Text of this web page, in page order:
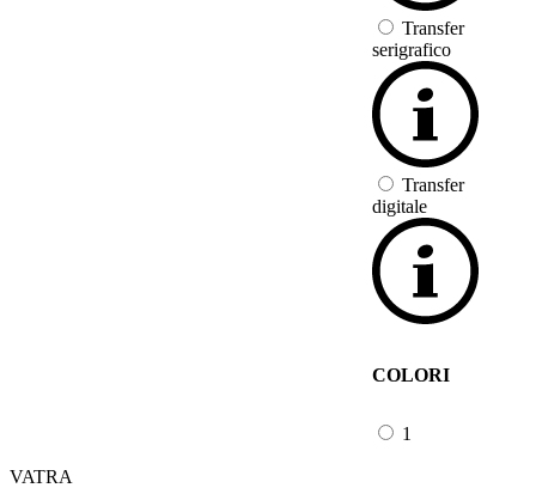
Transfer
serigrafico
Transfer
digitale
COLORI
1
VATRA